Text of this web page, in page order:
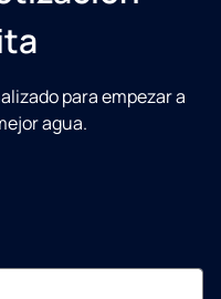
para empezar a
agua.